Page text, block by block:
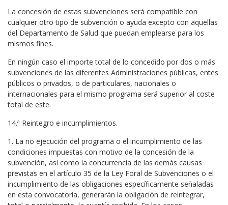
La concesión de estas subvenciones será compatible con
cualquier otro tipo de subvención o ayuda excepto con aquellas
del Departamento de Salud que puedan emplearse para los
mismos fines.
En ningún caso el importe total de lo concedido por dos o más
subvenciones de las diferentes Administraciones públicas, entes
públicos o privados, o de particulares, nacionales o
internacionales para el mismo programa será superior al coste
total de este.
14.ª Reintegro e incumplimientos.
1. La no ejecución del programa o el incumplimiento de las
condiciones impuestas con motivo de la concesión de la
subvención, así como la concurrencia de las demás causas
previstas en el artículo 35 de la Ley Foral de Subvenciones o el
incumplimiento de las obligaciones específicamente señaladas
en esta convocatoria, generarán la obligación de reintegrar,